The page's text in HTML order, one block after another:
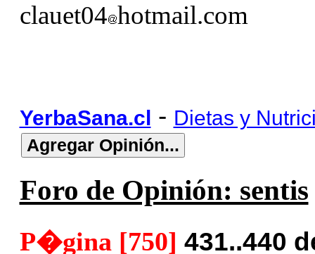
clauet04 hotmail.com
YerbaSana.cl - Dietas y
Foro de Opinión: sentis
P�gina [750] 431..440